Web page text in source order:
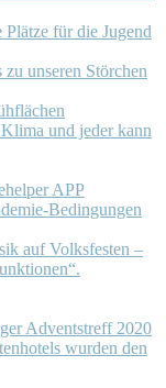
für die Jugend
unseren Störchen
und jeder kann
APP
Bedingungen
auf Volksfesten –
Adventstreff 2020
wurden den